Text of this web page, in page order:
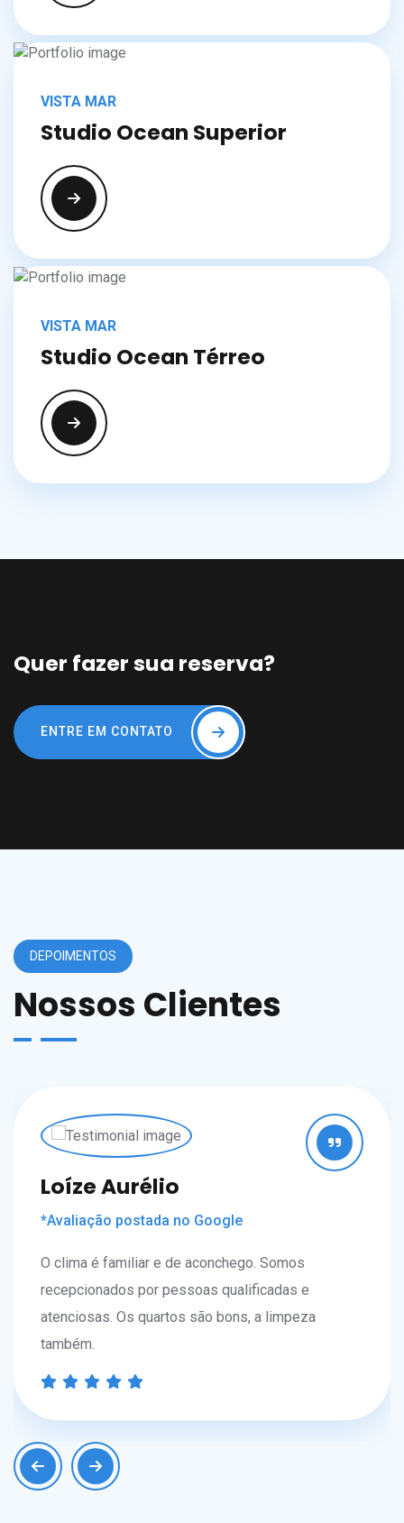
VISTA MAR
Studio Ocean Superior
VISTA MAR
Studio Ocean Térreo
Quer fazer sua reserva?
ENTRE EM CONTATO
DEPOIMENTOS
Nossos Clientes
Loíze Aurélio
*Avaliação postada no Google
O clima é familiar e de aconchego. Somos
recepcionados por pessoas qualificadas e
atenciosas. Os quartos são bons, a limpeza
também.